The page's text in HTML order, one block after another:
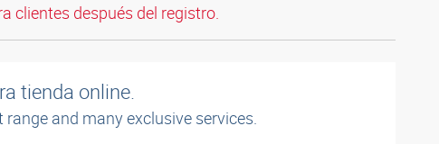
clientes después del registro.
tienda online.
and many exclusive services.